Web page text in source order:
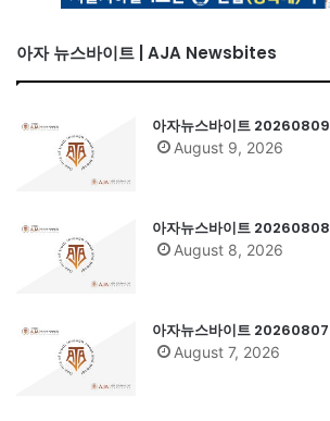
아자 뉴스바이트 | AJA Newsbites
아자뉴스바이트 20260809
August 9, 2026
아자뉴스바이트 20260808
August 8, 2026
아자뉴스바이트 20260807
August 7, 2026